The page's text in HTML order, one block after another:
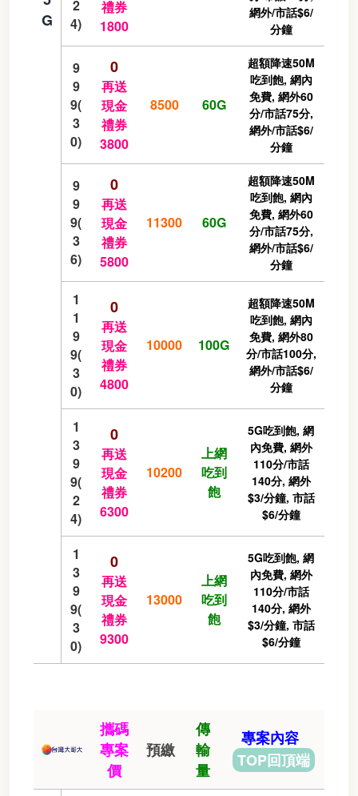
G
2
4)
禮券
1800
網外/市話$6/
分鐘
9
9
9(
3
0)
0
再送
現金
禮券
3800
8500 60G
超額降速50M
吃到飽, 網內
免費, 網外60
分/市話75分,
網外/市話$6/
分鐘
9
9
9(
3
6)
0
再送
現金
禮券
5800
11300 60G
超額降速50M
吃到飽, 網內
免費, 網外60
分/市話75分,
網外/市話$6/
分鐘
1
1
9
9(
3
0)
0
再送
現金
禮券
4800
10000 100G
超額降速50M
吃到飽, 網內
免費, 網外80
分/市話100分,
網外/市話$6/
分鐘
1
3
9
9(
2
4)
0
再送
現金
禮券
6300
10200
上網
吃到
飽
5G吃到飽, 網
內免費, 網外
110分/市話
140分, 網外
$3/分鐘, 市話
$6/分鐘
1
3
9
9(
3
0)
0
再送
現金
禮券
9300
13000
上網
吃到
飽
5G吃到飽, 網
內免費, 網外
110分/市話
140分, 網外
$3/分鐘, 市話
$6/分鐘
攜碼
專案
價
預繳
傳
輸
量
專案內容
TOP回頂端